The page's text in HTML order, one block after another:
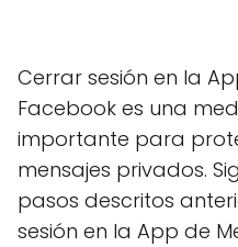
Cerrar sesión en la
Facebook es una
importante para
mensajes privados.
pasos descritos
sesión en la App de